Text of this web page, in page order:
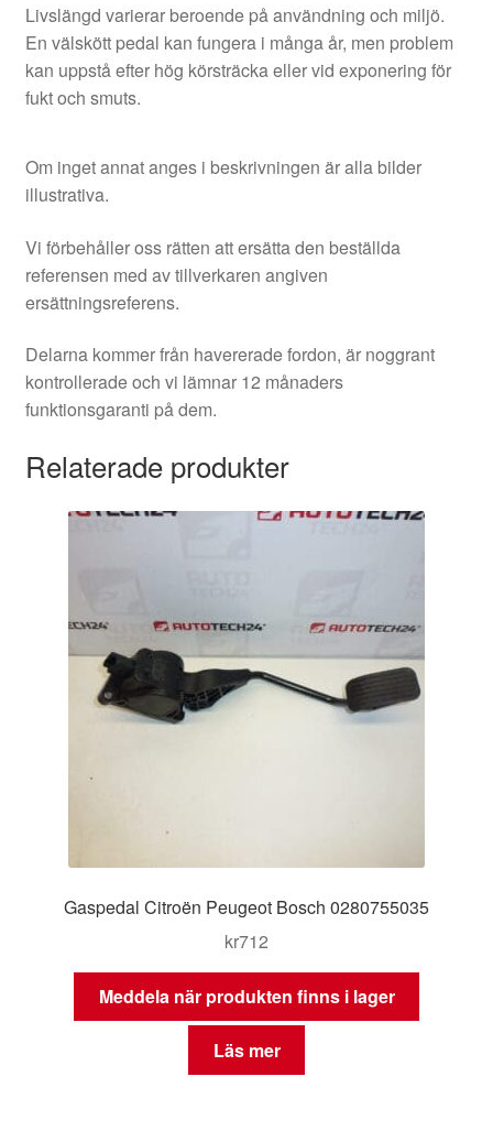
Livslängd varierar beroende på användning och miljö.
En välskött pedal kan fungera i många år, men problem
kan uppstå efter hög körsträcka eller vid exponering för
fukt och smuts.
Om inget annat anges i beskrivningen är alla bilder
illustrativa.
Vi förbehåller oss rätten att ersätta den beställda
referensen med av tillverkaren angiven
ersättningsreferens.
Delarna kommer från havererade fordon, är noggrant
kontrollerade och vi lämnar 12 månaders
funktionsgaranti på dem.
Relaterade produkter
Gaspedal Citroën Peugeot Bosch 0280755035
kr712
Meddela när produkten finns i lager
Läs mer